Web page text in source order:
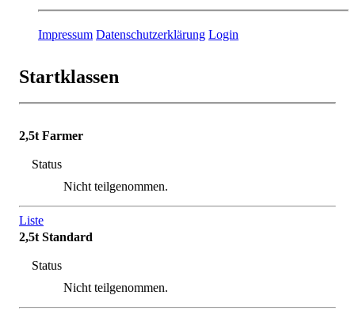
Impressum Datenschutzerklärung Login
Startklassen
2,5t Farmer
Status
Nicht teilgenommen.
Liste
2,5t Standard
Status
Nicht teilgenommen.